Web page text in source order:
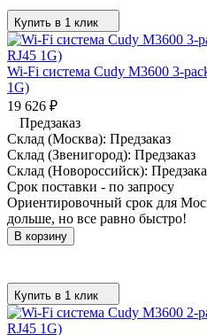
Купить в 1 клик
Wi-Fi система Cudy M3600 3-
1G)
19 626 ₽
Предзаказ
Склад (Москва): Предзаказ
Склад (Звенигород): Предзаказ
Склад (Новороссийск):
Срок поставки - по запросу
Ориентировочный срок для
дольше, но все равно быстро!
В корзину
Купить в 1 клик